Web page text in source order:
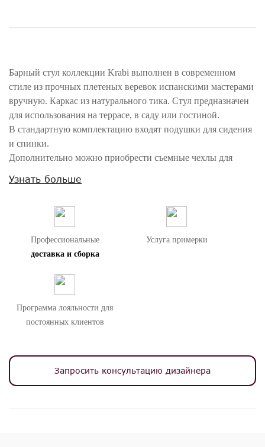
Барный стул коллекции Krabi выполнен в современном
стиле из прочных плетеных веревок испанскими мастерами
вручную. Каркас из натурального тика. Стул предназначен
для использования на террасе, в саду или гостиной.
В стандартную комплектацию входят подушки для сидения
и спинки.
Дополнительно можно приобрести съемные чехлы для
особенностей цветопередачи различных мониторов.
Узнать больше
Профессиональные
доставка и сборка
Услуга примерки
Программа лояльности для
постоянных клиентов
Запросить консультацию дизайнера